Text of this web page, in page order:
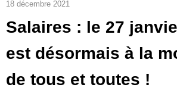
18 décembre 2021
Salaires : le 27
est désormais à la
de tous et toutes !